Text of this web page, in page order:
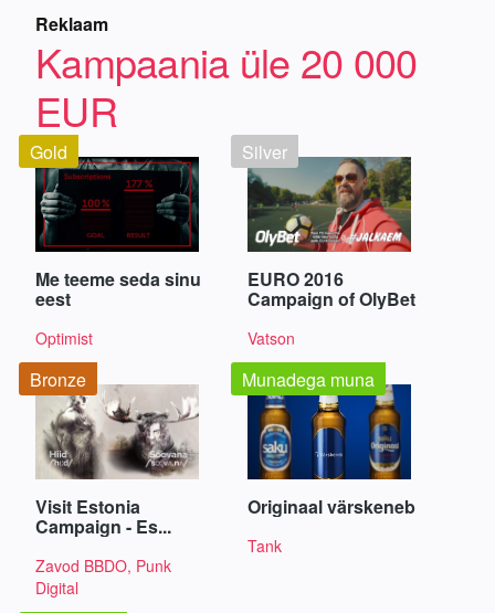
Reklaam
Kampaania üle 20 000
EUR
Me teeme seda sinu
eest
Optimist
Gold
EURO 2016
Campaign of OlyBet
Vatson
Silver
Visit Estonia
Campaign - Es...
Zavod BBDO, Punk
Digital
Bronze
Originaal värskeneb
Tank
Munadega muna